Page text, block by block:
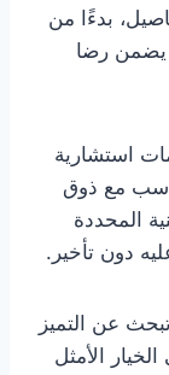
بدءًا من
يضمن رضا
استشارية
مع ذوق
المحددة
دون تأخير.
عن التميز
الأمثل